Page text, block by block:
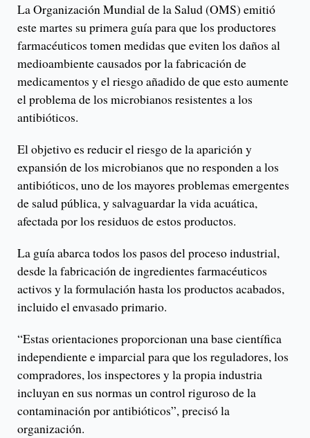
La Organización Mundial de la Salud (OMS) emitió
este martes su primera guía para que los productores
farmacéuticos tomen medidas que eviten los daños al
medioambiente causados por la fabricación de
medicamentos y el riesgo añadido de que esto aumente
el problema de los microbianos resistentes a los
antibióticos.
El objetivo es reducir el riesgo de la aparición y
expansión de los microbianos que no responden a los
antibióticos, uno de los mayores problemas emergentes
de salud pública, y salvaguardar la vida acuática,
afectada por los residuos de estos productos.
La guía abarca todos los pasos del proceso industrial,
desde la fabricación de ingredientes farmacéuticos
activos y la formulación hasta los productos acabados,
incluido el envasado primario.
“Estas orientaciones proporcionan una base científica
independiente e imparcial para que los reguladores, los
compradores, los inspectores y la propia industria
incluyan en sus normas un control riguroso de la
contaminación por antibióticos”, precisó la
organización.